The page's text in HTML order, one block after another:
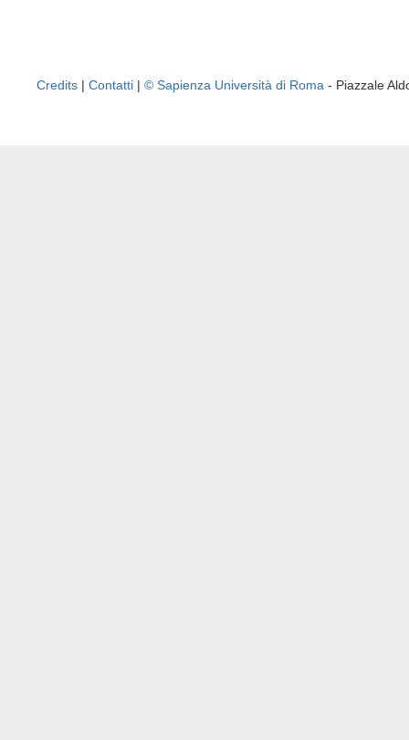
Credits | Contatti | © Sapienza Università di Roma - Piazzale